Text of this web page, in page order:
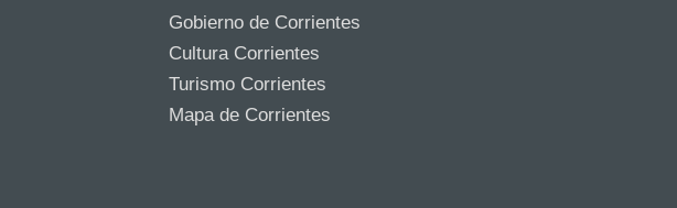
Gobierno de Corrientes
Cultura Corrientes
Turismo Corrientes
Mapa de Corrientes